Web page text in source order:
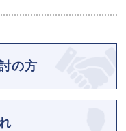
の方